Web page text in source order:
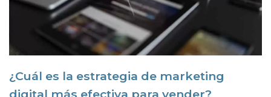
¿Cuál es la estrategia de marketing
digital más efectiva para vender?